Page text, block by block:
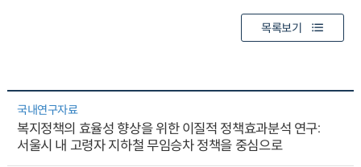
목록보기
국내연구자료
복지정책의 효율성 향상을 위한 이질적 정책효과분석 연구:
서울시 내 고령자 지하철 무임승차 정책을 중심으로